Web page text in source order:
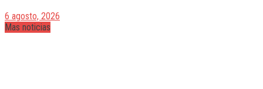
6 agosto, 2026
Mas noticias